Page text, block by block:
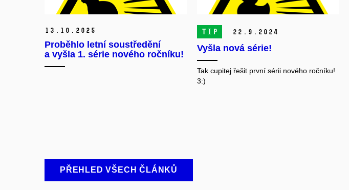
13. 10. 2025
Proběhlo letní soustředění
a vyšla 1. série nového ročníku!
TIP 22. 9. 2024
Vyšla nová série!
Tak cupitej řešit první sérii nového ročníku!
3:)
PŘEHLED VŠECH ČLÁNKŮ